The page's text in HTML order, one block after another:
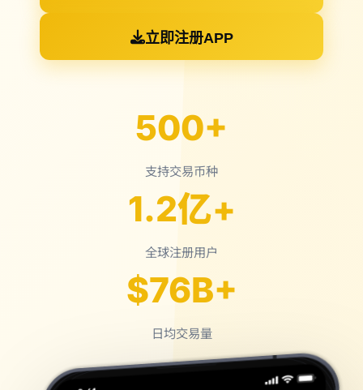
立即注册APP
500+
支持交易币种
1.2亿+
全球注册用户
$76B+
日均交易量